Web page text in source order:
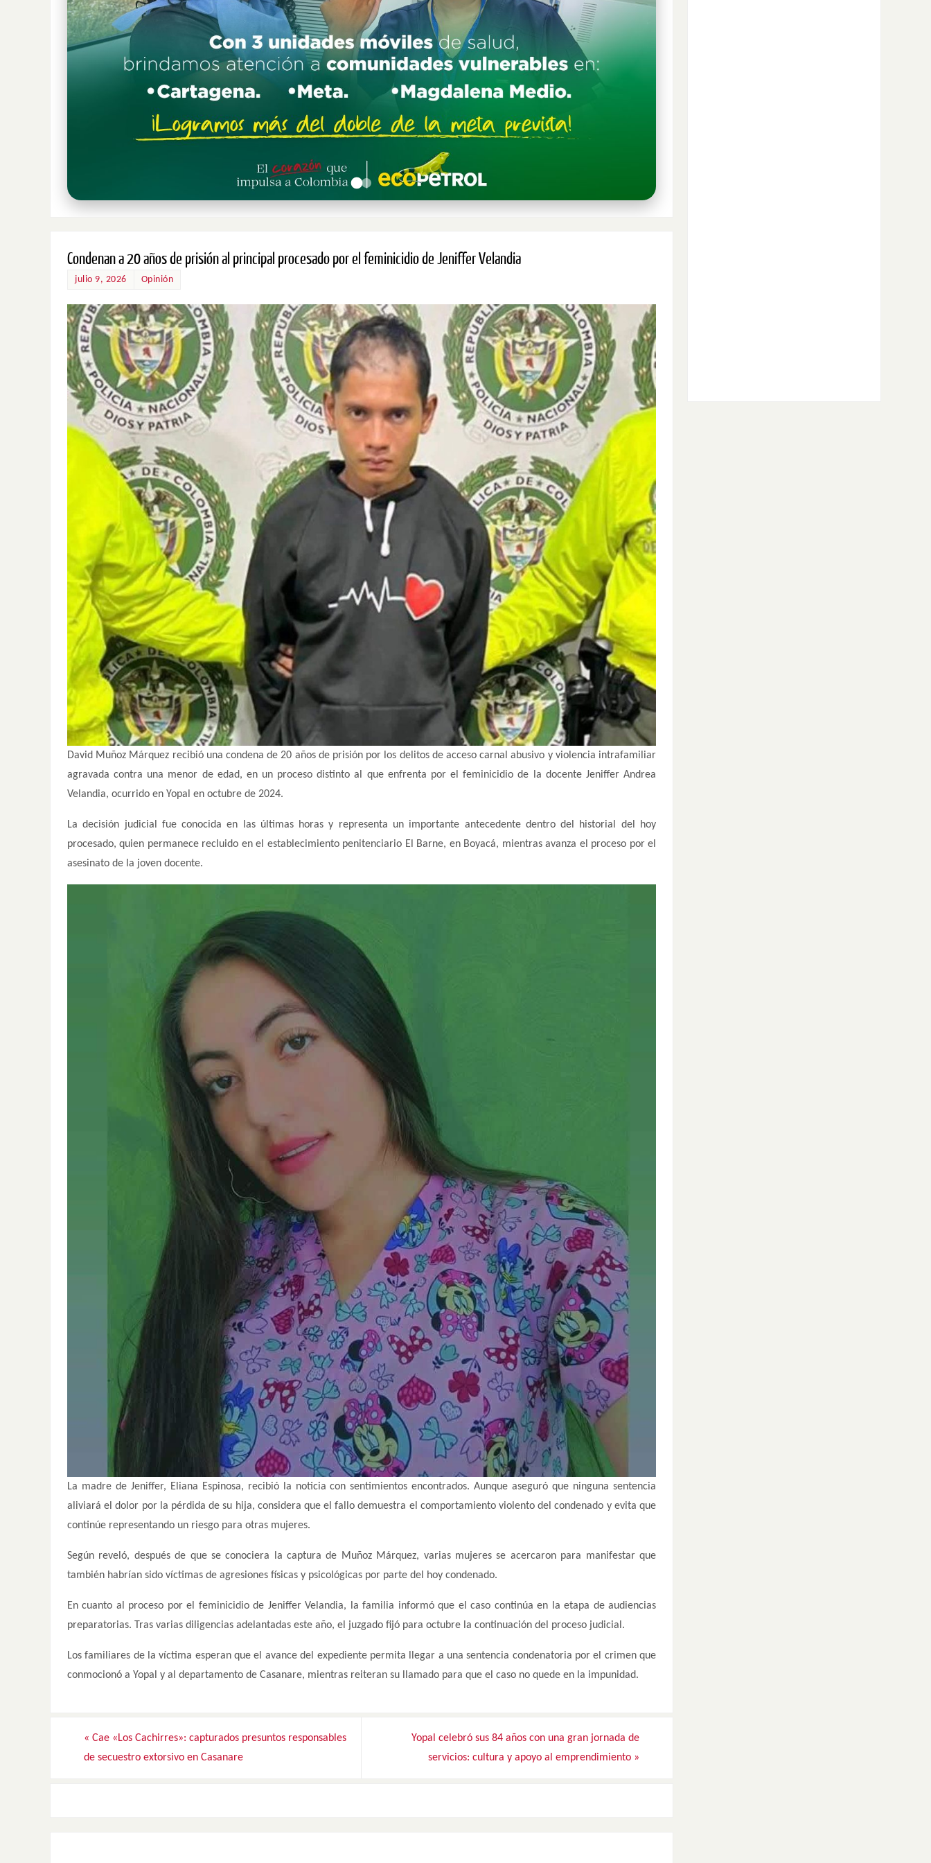
Condenan a 20 años de prisión al principal procesado por el feminicidio de Jeniffer Velandia
julio 9, 2026 Opinión
David Muñoz Márquez recibió una condena de 20 años de prisión por los delitos de acceso carnal abusivo y violencia intrafamiliar
agravada contra una menor de edad, en un proceso distinto al que enfrenta por el feminicidio de la docente Jeniffer Andrea
Velandia, ocurrido en Yopal en octubre de 2024.
La decisión judicial fue conocida en las últimas horas y representa un importante antecedente dentro del historial del hoy
procesado, quien permanece recluido en el establecimiento penitenciario El Barne, en Boyacá, mientras avanza el proceso por el
asesinato de la joven docente.
La madre de Jeniffer, Eliana Espinosa, recibió la noticia con sentimientos encontrados. Aunque aseguró que ninguna sentencia
aliviará el dolor por la pérdida de su hija, considera que el fallo demuestra el comportamiento violento del condenado y evita que
continúe representando un riesgo para otras mujeres.
Según reveló, después de que se conociera la captura de Muñoz Márquez, varias mujeres se acercaron para manifestar que
también habrían sido víctimas de agresiones físicas y psicológicas por parte del hoy condenado.
En cuanto al proceso por el feminicidio de Jeniffer Velandia, la familia informó que el caso continúa en la etapa de audiencias
preparatorias. Tras varias diligencias adelantadas este año, el juzgado fijó para octubre la continuación del proceso judicial.
Los familiares de la víctima esperan que el avance del expediente permita llegar a una sentencia condenatoria por el crimen que
conmocionó a Yopal y al departamento de Casanare, mientras reiteran su llamado para que el caso no quede en la impunidad.
« Cae «Los Cachirres»: capturados presuntos responsables
de secuestro extorsivo en Casanare
Yopal celebró sus 84 años con una gran jornada de
servicios: cultura y apoyo al emprendimiento »